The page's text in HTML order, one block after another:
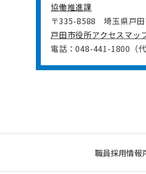
協働推進課
〒335-8588
埼玉県戸
戸田市役所アクセスマッ
電話：048-441-1800（代
職員採用情報